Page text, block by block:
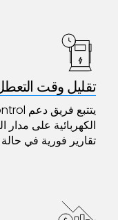
تقليل وقت
الكهربائية على مدار
تقارير فورية في